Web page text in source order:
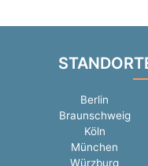
Berlin
Braunschweig
Köln
München
Würzburg